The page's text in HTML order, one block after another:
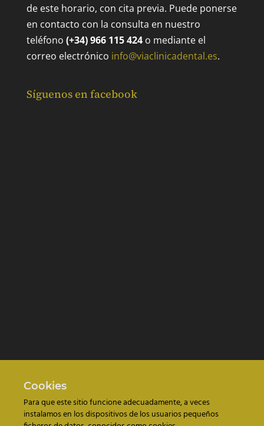
de este horario, con cita previa. Puede ponerse
en contacto con la consulta en nuestro
teléfono (+34) 966 115 424o mediante el
correo electrónico info@viaclinicadental.es.
Síguenos en facebook
Cookies
Para que este sitio funcione adecuadamente, a veces
instalamos en los dispositivos de los usuarios pequeños